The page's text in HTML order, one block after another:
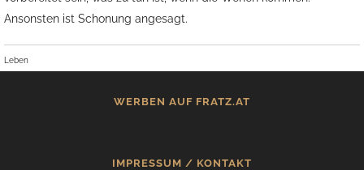
Ansonsten ist Schonung angesagt.
Leben
WERBEN AUF FRATZ.AT
IMPRESSUM / KONTAKT